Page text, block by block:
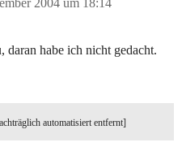
2004 um 18:14
daran habe ich nicht gedacht.
automatisiert entfernt]